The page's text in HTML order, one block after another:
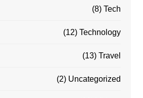
Tech
(8)
Technology
(12)
Travel
(13)
Uncategorized
(2)